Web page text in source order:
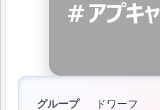
グループ
ドワーフ